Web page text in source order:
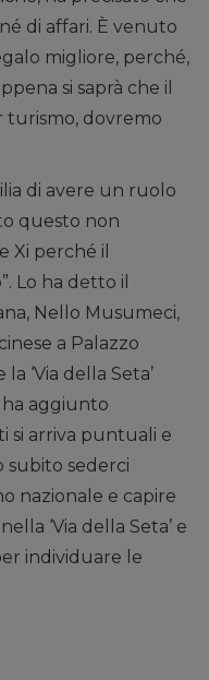
di affari. È venuto
migliore, perché,
si saprà che il
turismo, dovremo
di avere un ruolo
questo non
Xi perché il
Lo ha detto il
Nello Musumeci,
a Palazzo
‘Via della Seta’
aggiunto
si arriva puntuali e
subito sederci
nazionale e capire
‘Via della Seta’ e
individuare le